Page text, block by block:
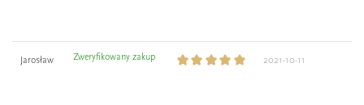
Jarosław Zweryfikowany zakup 2021-10-11